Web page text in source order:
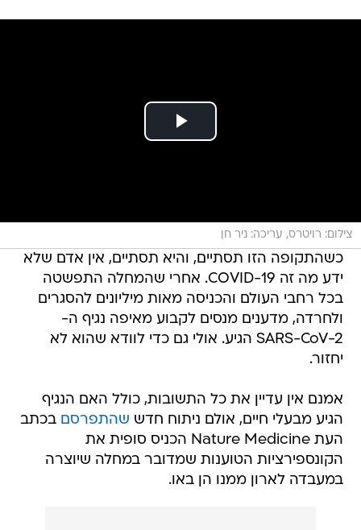
צילום: רויטרס, עריכה: ניר חן
כשהתקופה הזו תסתיים, והיא תסתיים, אין אדם שלא
ידע מה זה COVID-19. אחרי שהמחלה התפשטה
בכל רחבי העולם והכניסה מאות מיליונים להסגרים
ולחרדה, מדענים מנסים לקבוע מאיפה נגיף ה-
SARS-CoV-2 הגיע. אולי גם כדי לוודא שהוא לא
יחזור.
אמנם אין עדיין את כל התשובות, כולל האם הנגיף
הגיע מבעלי חיים, אולם ניתוח חדש שהתפרסם בכתב
העת Nature Medicine הכניס סופית את
הקונספירציות הטוענות שמדובר במחלה שיוצרה
במעבדה לארון ממנו הן באו.